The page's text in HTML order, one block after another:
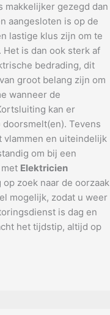
makkelijker gezegd dan
aangesloten is op de
lastige klus zijn om te
is dan ook sterk af
bedrading, dit
groot belang zijn om
wanneer de
kan er
Tevens
vlammen en uiteindelijk
om bij een
Elektricien
zoek naar de oorzaak
mogelijk, zodat u weer
is dag en
het tijdstip, altijd op